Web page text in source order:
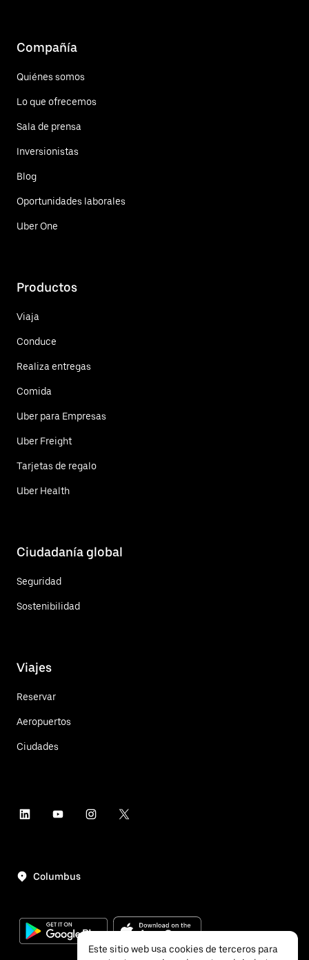
Compañía
Quiénes somos
Lo que ofrecemos
Sala de prensa
Inversionistas
Blog
Oportunidades laborales
Uber One
Productos
Viaja
Conduce
Realiza entregas
Comida
Uber para Empresas
Uber Freight
Tarjetas de regalo
Uber Health
Ciudadanía global
Seguridad
Sostenibilidad
Viajes
Reservar
Aeropuertos
Ciudades
Columbus
Este sitio web usa cookies de terceros para